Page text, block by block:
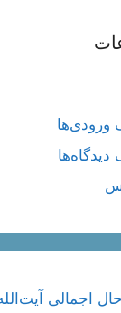
ورودی‌ها
دیدگاه‌ها
اجمالی